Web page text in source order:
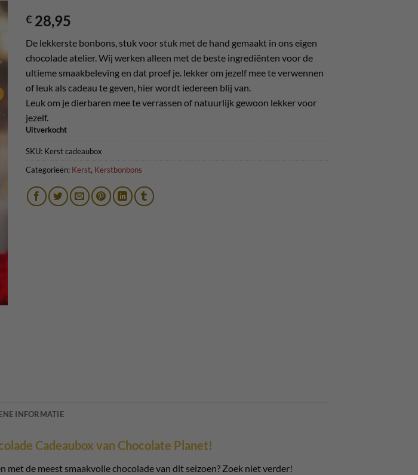
€ 28,95
De lekkerste bonbons, stuk voor stuk met de hand gemaakt in ons eigen
chocolade atelier. Wij werken alleen met de beste ingrediënten voor de
ultieme smaakbeleving en dat proef je. lekker om jezelf mee te verwennen
of leuk als cadeau te geven, hier wordt iedereen blij van.
Leuk om je dierbaren mee te verrassen of natuurlijk gewoon lekker voor
jezelf.
Uitverkocht
SKU: Kerst cadeaubox
Categorieën: Kerst, Kerstbonbons
INFORMATIE
Cadeaubox van Chocolate Planet!
met de meest smaakvolle chocolade van dit seizoen? Zoek niet verder!